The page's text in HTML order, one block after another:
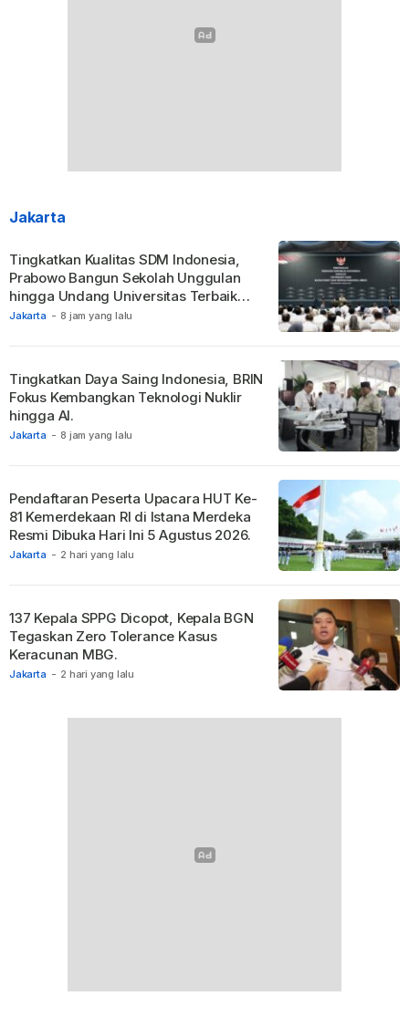
Jakarta
Jakarta - 8 jam yang lalu
Tingkatkan Kualitas SDM Indonesia,
Prabowo Bangun Sekolah Unggulan
hingga Undang Universitas Terbaik
Dunia.
Jakarta - 8 jam yang lalu
Tingkatkan Daya Saing Indonesia, BRIN
Fokus Kembangkan Teknologi Nuklir
hingga AI.
Jakarta - 2 hari yang lalu
Pendaftaran Peserta Upacara HUT Ke-
81 Kemerdekaan RI di Istana Merdeka
Resmi Dibuka Hari Ini 5 Agustus 2026.
Jakarta - 2 hari yang lalu
137 Kepala SPPG Dicopot, Kepala BGN
Tegaskan Zero Tolerance Kasus
Keracunan MBG.